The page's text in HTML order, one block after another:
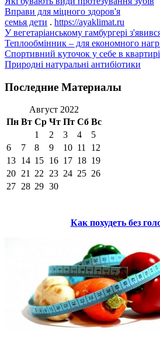
Вправи для міцного здоров'я
семья дети . https://ayaklimat.ru
У вегетаріанському гамбургері
Теплообмінник – для економного
Спортивний куточок у себе в квартирі
Природні натуральні антибіотики
Последние Материалы
Август 2022
Пн Вт Ср Чт Пт Сб Вс
1
2 3 4
5
6
7 8 9 10 11
12
13 14 15 16 17 18 19
20 21 22 23 24 25 26
27 28 29 30
Как похудеть без